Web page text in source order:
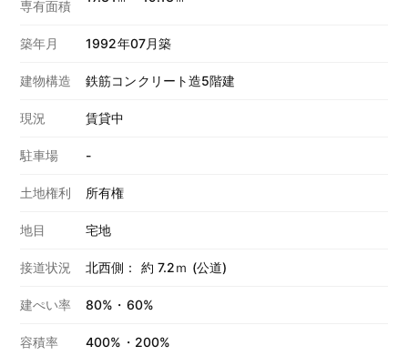
専有面積
築年月 1992年07月築
建物構造 鉄筋コンクリート造5階建
現況 賃貸中
駐車場 -
土地権利 所有権
地目 宅地
接道状況 北西側： 約 7.2ｍ (公道)
建ぺい率 80%・60%
容積率 400%・200%